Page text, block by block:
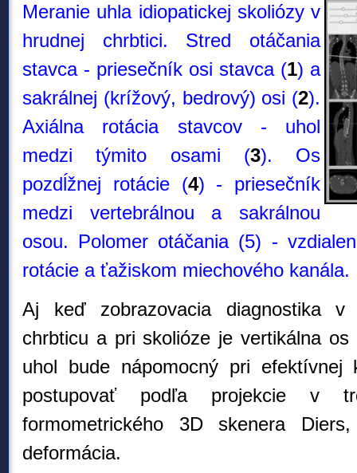
Meranie uhla idiopatickej skoliózy v
hrudnej chrbtici. Stred otáčania
stavca - priesečník osi stavca (1) a
sakrálnej (krížový, bedrový) osi (2).
Axiálna rotácia stavcov - uhol
medzi týmito osami (3). Os
pozdĺžnej rotácie (4) - priesečník
medzi vertebrálnou a sakrálnou
osou. Polomer otáčania (5) -
rotácie a ťažiskom miechového kanála.
Aj keď zobrazovacia diagnostika v
chrbticu a pri skolióze je vertikálna
uhol bude nápomocný pri efektívnej
postupovať podľa projekcie v
formometrického 3D skenera
deformácia.